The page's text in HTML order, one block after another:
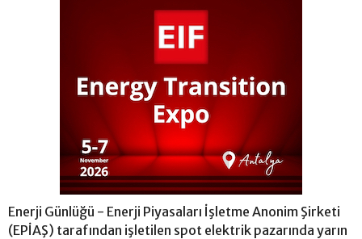
Enerji Günlüğü - Enerji Piyasaları İşletme Anonim Şirketi
(EPİAŞ) tarafından işletilen spot elektrik pazarında yarın